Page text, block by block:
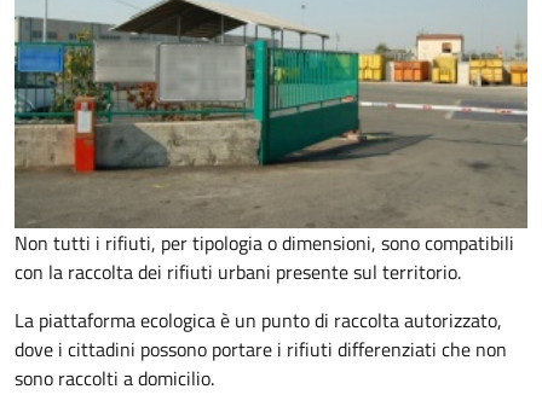
Non tutti i rifiuti, per tipologia o dimensioni, sono compatibili
con la raccolta dei rifiuti urbani presente sul territorio.
La piattaforma ecologica è un punto di raccolta autorizzato,
dove i cittadini possono portare i rifiuti differenziati che non
sono raccolti a domicilio.